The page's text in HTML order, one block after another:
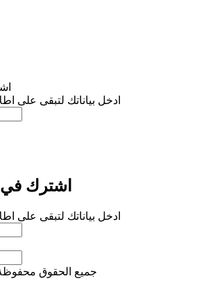
ادخل بياناتك لتبقى على
اشترك في
ادخل بياناتك لتبقى على
جميع الحقوق محفوظة